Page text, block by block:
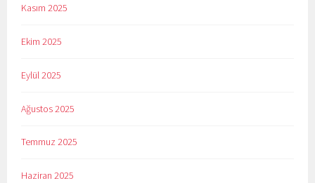
Kasım 2025
Ekim 2025
Eylül 2025
Ağustos 2025
Temmuz 2025
Haziran 2025